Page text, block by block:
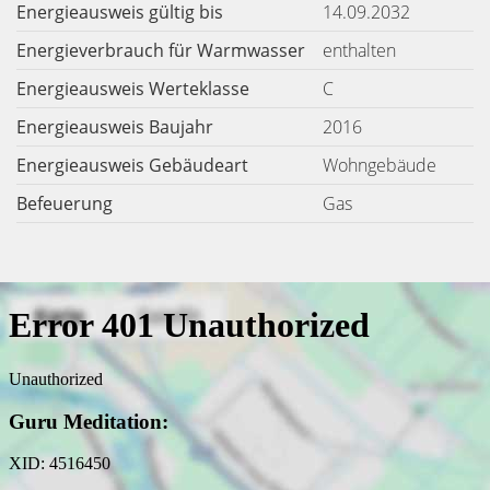
Energieausweis gültig bis
14.09.2032
Energieverbrauch für Warmwasser
enthalten
Energieausweis Werteklasse
C
Energieausweis Baujahr
2016
Energieausweis Gebäudeart
Wohngebäude
Befeuerung
Gas